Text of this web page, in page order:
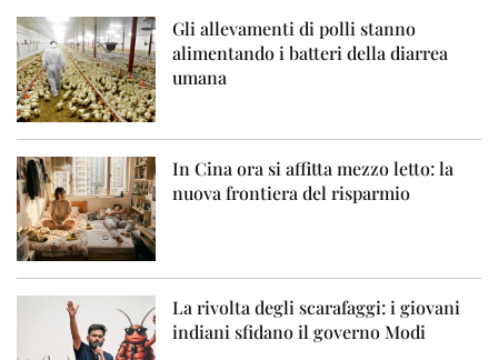
Gli allevamenti di polli stanno
alimentando i batteri della diarrea
umana
In Cina ora si affitta mezzo letto: la
nuova frontiera del risparmio
La rivolta degli scarafaggi: i giovani
indiani sfidano il governo Modi